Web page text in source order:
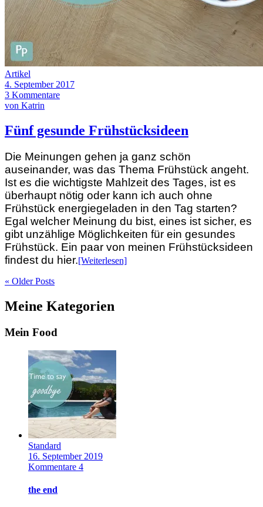
Artikel
4. September 2017
3 Kommentare
von Katrin
Fünf gesunde Frühstücksideen
Die Meinungen gehen ja ganz schön
auseinander, was das Thema Frühstück angeht.
Ist es die wichtigste Mahlzeit des Tages, ist es
überhaupt nötig oder kann ich auch ohne
Frühstück energiegeladen in den Tag starten?
Egal welcher Meinung du bist, eines ist sicher, es
gibt unzählige Möglichkeiten für ein gesundes
Frühstück. Ein paar von meinen Frühstücksideen
findest du hier.[Weiterlesen]
« Older Posts
Meine Kategorien
Mein Food
Standard
16. September 2019
Kommentare 4
the end